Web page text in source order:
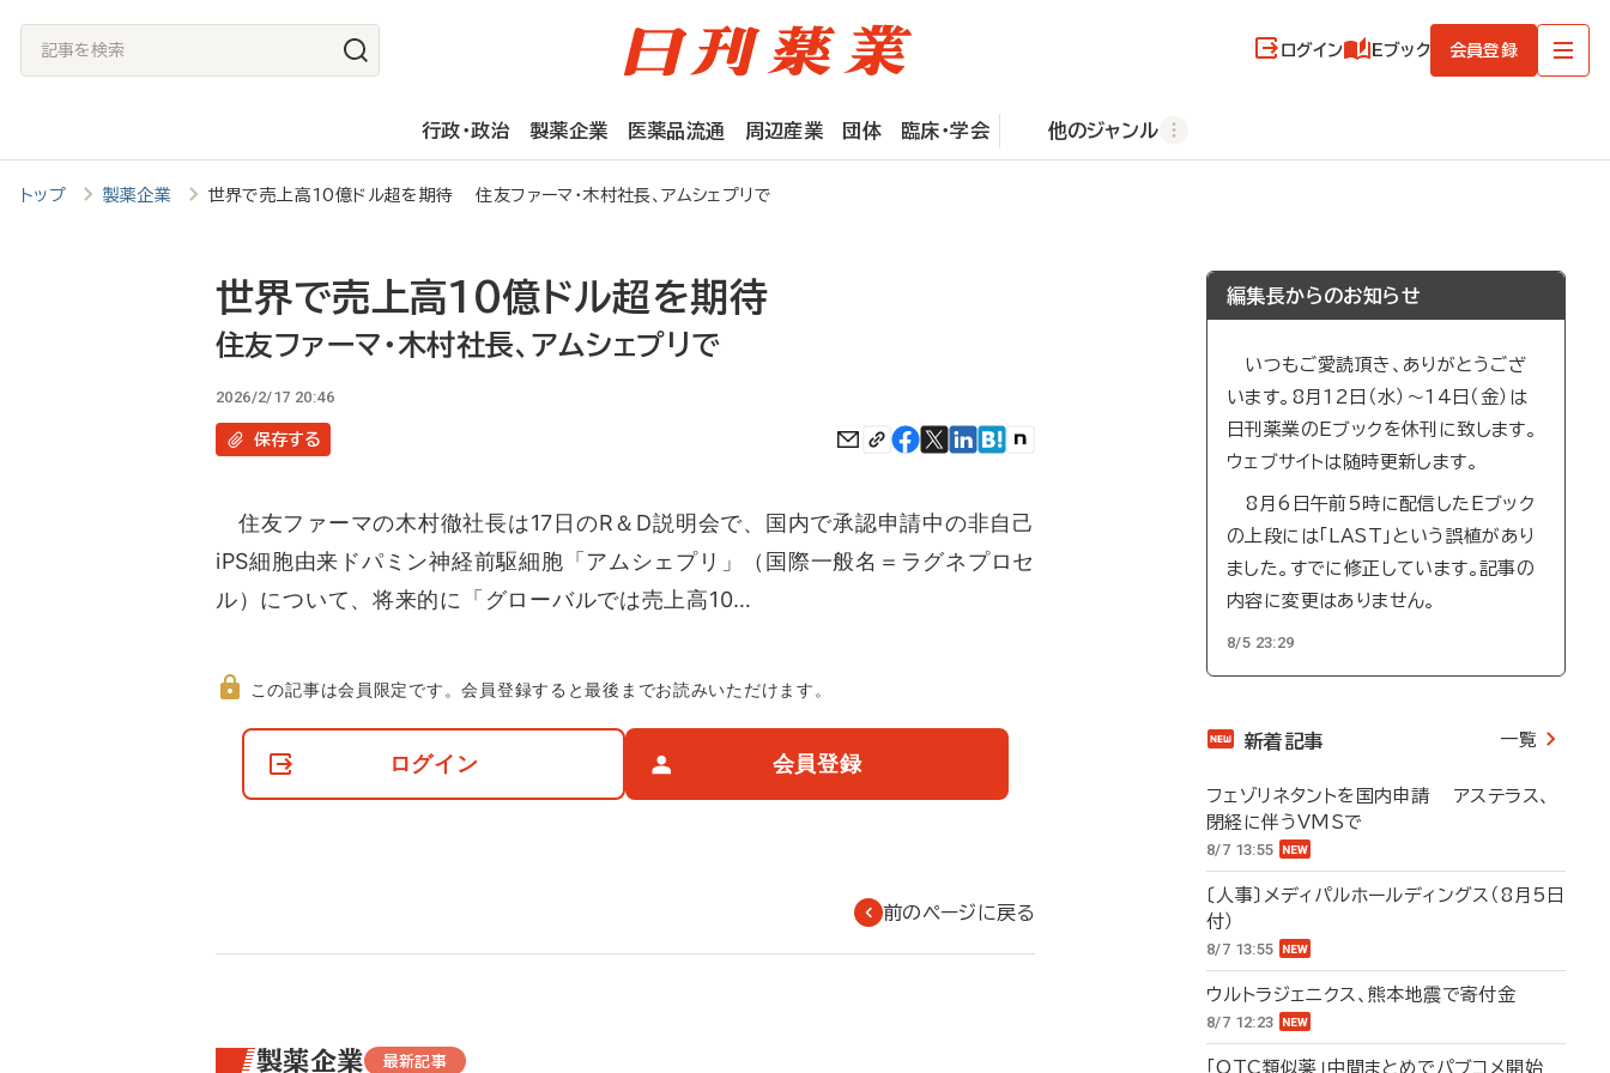
記
事
検
索
ログイン Eブック 会員登録
行政・政治 製薬企業 医薬品流通 周辺産業 団体 臨床・学会 他のジャンル
トップ 製薬企業 世界で売上高10億ドル超を期待 住友ファーマ・木村社長、アムシェプリで
世界で売上高10億ドル超を期待
住友ファーマ・木村社長、アムシェプリで
2026/2/17 20:46
保存する
住友ファーマの木村徹社長は17日のR＆D説明会で、国内で承認申請中の非自己
iPS細胞由来ドパミン神経前駆細胞「アムシェプリ」（国際一般名＝ラグネプロセ
ル）について、将来的に「グローバルでは売上高10…
て
この記事は会員限定です。会員登録すると最後までお読みいただけます。
ログイン 会員登録
前のページに戻る
製薬企業 最新記事
編集長からのお知らせ
いつもご愛読頂き、ありがとうござ
います。8月12日（水）～14日（金）は
日刊薬業のEブックを休刊に致します。
ウェブサイトは随時更新します。
8月6日午前5時に配信したEブック
の上段には「LAST」という誤植があり
ました。すでに修正しています。記事の
内容に変更はありません。
8/5 23:29
新着記事 一覧
フェゾリネタントを国内申請 アステラス、
閉経に伴うVMSで
8/7 13:55
〔人事〕メディパルホールディングス（8月5日
付）
8/7 13:55
ウルトラジェニクス、熊本地震で寄付金
8/7 12:23
「OTC類似薬」中間まとめでパブコメ開始